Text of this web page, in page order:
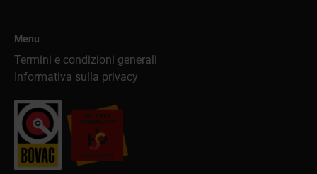
Menu
Termini e condizioni generali
Informativa sulla privacy